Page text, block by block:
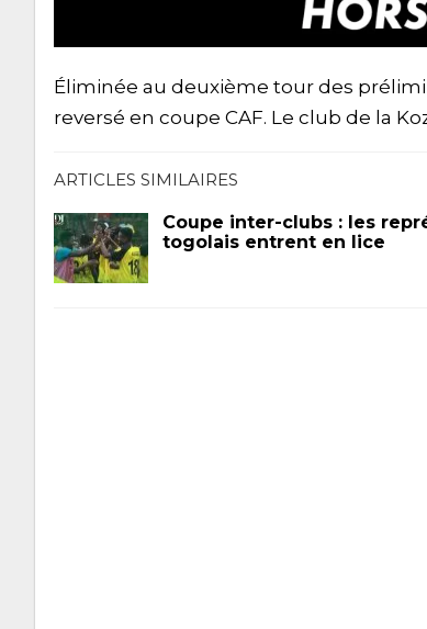
Éliminée au deuxième tour des
reversé en coupe CAF. Le club de la
ARTICLES SIMILAIRES
Coupe inter-clubs : les
togolais entrent en lice